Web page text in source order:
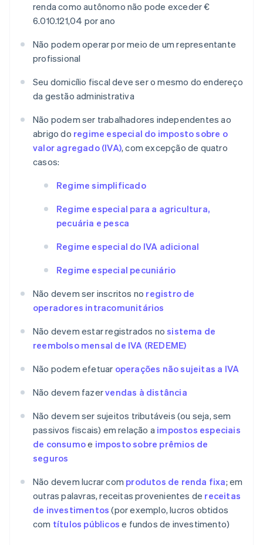
renda como autônomo não pode exceder €
6.010.121,04 por ano
Não podem operar por meio de um representante
profissional
Seu domicílio fiscal deve ser o mesmo do endereço
da gestão administrativa
Não podem ser trabalhadores independentes ao
abrigo do regime especial do imposto sobre o
valor agregado (IVA), com excepção de quatro
casos:
Regime simplificado
Regime especial para a agricultura,
pecuária e pesca
Regime especial do IVA adicional
Regime especial pecuniário
Não devem ser inscritos no registro de
operadores intracomunitários
Não devem estar registrados nosistema de
reembolso mensal de IVA (REDEME)
Não podem efetuar operações não sujeitas a IVA
Não devem fazervendas à distância
Não devem ser sujeitos tributáveis (ou seja, sem
passivos fiscais) em relação a impostos especiais
de consumoe imposto sobre prêmios de
seguros
Não devem lucrar com produtos de renda fixa; em
outras palavras, receitas provenientes de receitas
de investimentos (por exemplo, lucros obtidos
com títulos públicos e fundos de investimento)